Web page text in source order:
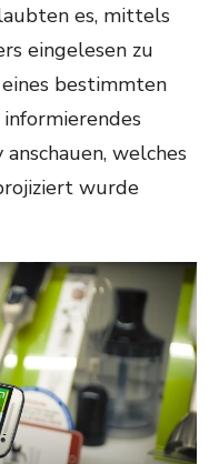
es, mittels
eingelesen zu
bestimmten
welches
wurde